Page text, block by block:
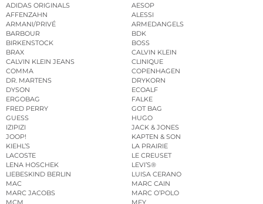
ADIDAS ORIGINALS
AESOP
AFFENZAHN
ALESSI
ARMANI/PRIVÉ
ARMEDANGELS
BARBOUR
BDK
BIRKENSTOCK
BOSS
BRAX
CALVIN KLEIN
CALVIN KLEIN JEANS
CLINIQUE
COMMA
COPENHAGEN
DR. MARTENS
DRYKORN
DYSON
ECOALF
ERGOBAG
FALKE
FRED PERRY
GOT BAG
GUESS
HUGO
IZIPIZI
JACK & JONES
JOOP!
KAPTEN & SON
KIEHL’S
LA PRAIRIE
LACOSTE
LE CREUSET
LENA HOSCHEK
LEVI’S®
LIEBESKIND BERLIN
LUISA CERANO
MAC
MARC CAIN
MARC JACOBS
MARC O’POLO
MCM
MEY